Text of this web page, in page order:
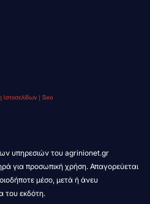
υπηρεσιών του agrinionet.gr
για προσωπική χρήση. Απαγορεύεται
μέσο, μετά ή άνευ
του εκδότη.